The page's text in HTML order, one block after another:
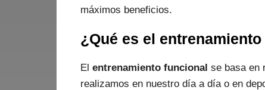
máximos beneficios.
¿Qué es el
El entrenamiento funcional se basa en
realizamos en nuestro día a día o en